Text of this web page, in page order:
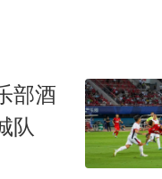
部酒
队